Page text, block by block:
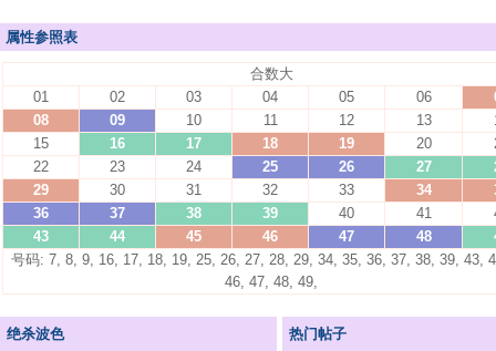
属性参照表
合数大
01
02 03 04 05 06
08
09 10 11 12 13
15
16 17 18 19 20
22
23 24 25 26 27
29
30 31 32 33 34
36
37 38 39 40 41
43
44 45 46 47 48
号码: 7, 8, 9, 16, 17, 18, 19, 25, 26, 27, 28, 29, 34, 35, 36, 37, 38, 39, 43,
46, 47, 48, 49,
绝杀波色 热门帖子